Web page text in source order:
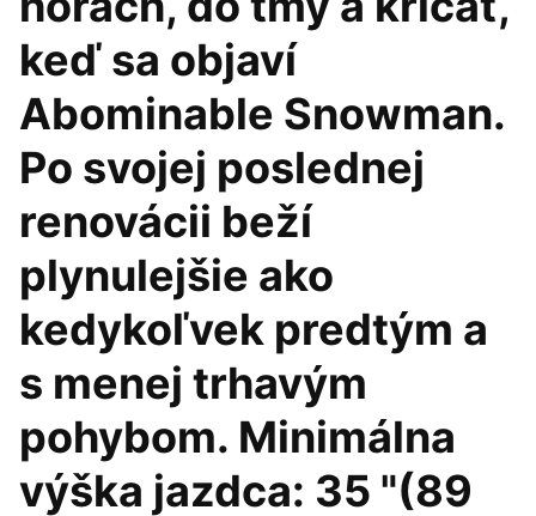
keď sa objaví
Abominable Snowman.
Po svojej poslednej
renovácii beží
plynulejšie ako
kedykoľvek predtým a
s menej trhavým
pohybom. Minimálna
výška jazdca: 35 "(89